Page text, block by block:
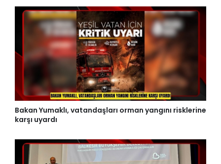
Bakan Yumaklı, vatandaşları orman yangını risklerine
karşı uyardı